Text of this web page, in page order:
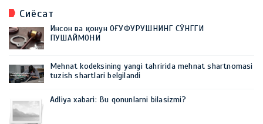
Сиёсат
Инсон ва қонун ОҒУФУРУШНИНГ СЎНГГИ
ПУШАЙМОНИ
Mehnat kodeksining yangi tahririda mehnat shartnomasi
tuzish shartlari belgilandi
Adliya xabari: Bu qonunlarni bilasizmi?